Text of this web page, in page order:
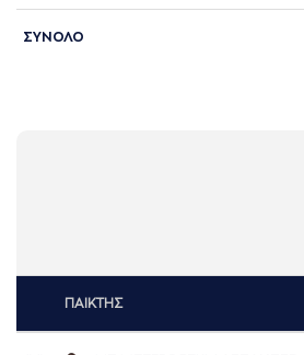
ΣΥΝΟΛΟ
ΠΑΙΚΤΗΣ